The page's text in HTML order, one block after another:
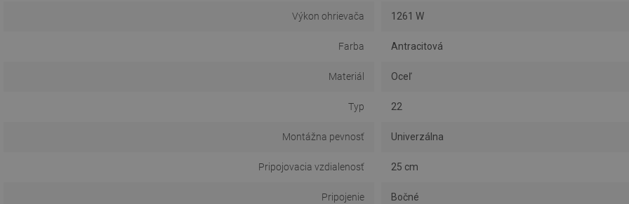
Výkon ohrievača 1261 W
Farba Antracitová
Materiál Oceľ
Typ 22
Montážna pevnosť Univerzálna
Pripojovacia vzdialenosť 25 cm
Pripojenie Bočné